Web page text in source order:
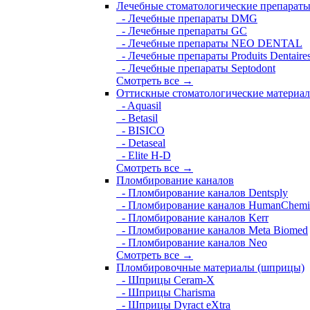
Лечебные стоматологические препараты
- Лечебные препараты DMG
- Лечебные препараты GC
- Лечебные препараты NEO DENTAL
- Лечебные препараты Produits
- Лечебные препараты Septodont
Смотреть все →
Оттискные стоматологические
- Aquasil
- Betasil
- BISICO
- Detaseal
- Elite H-D
Смотреть все →
Пломбирование каналов
- Пломбирование каналов Dentsply
- Пломбирование каналов
- Пломбирование каналов Kerr
- Пломбирование каналов Meta Biomed
- Пломбирование каналов Neo
Смотреть все →
Пломбировочные материалы (шприцы)
- Шприцы Ceram-X
- Шприцы Charisma
- Шприцы Dyract eXtra